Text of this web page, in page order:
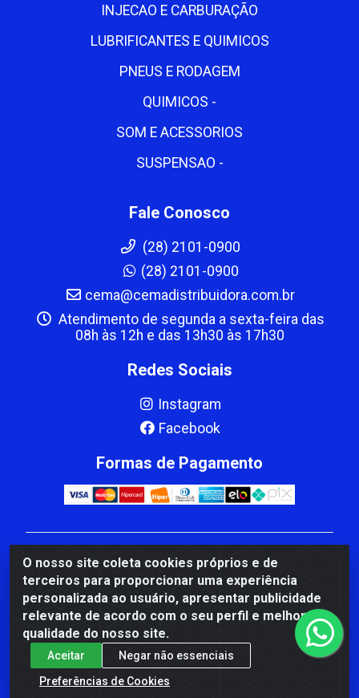
O nosso site coleta cookies próprios e de
terceiros para proporcionar uma experiência
personalizada ao usuário, apresentar publicidade
relevante de acordo com o seu perfil e melhorar a
qualidade do nosso site.
Aceitar
Negar não essenciais
Preferências de Cookies
INJECAO E CARBURAÇÃO
LUBRIFICANTES E QUIMICOS
PNEUS E RODAGEM
QUIMICOS -
SOM E ACESSORIOS
SUSPENSAO -
Fale Conosco
(28) 2101-0900
(28) 2101-0900
cema@cemadistribuidora.com.br
Atendimento de segunda a sexta-feira das
08h às 12h e das 13h30 às 17h30
Redes Sociais
Instagram
Facebook
Formas de Pagamento
CBP MACEDO COMERCIO PEÇAS LTDA Matriz - av
Mauro Miranda Madureira, 1249 - Coramara , Cachoeiro
de Itapemirim/ES - CEP 29.311-310 - CNPJ
00.502.680/0001-41